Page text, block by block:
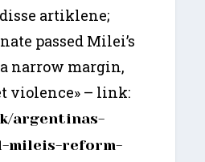
artiklene;
passed Milei’s
narrow margin,
violence» – link:
argentinas-
mileis-reform-